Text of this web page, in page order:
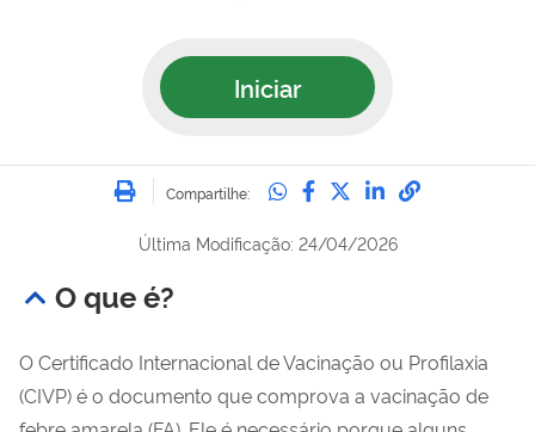
Iniciar
Imprimir
Compartilhe: Compartilhe no
Compartilhe no
Compartilhe no
Compartilhe
Última Modificação: 24/04/2026
O que é?
O Certificado Internacional de Vacinação ou Profilaxia
(CIVP) é o documento que comprova a vacinação de